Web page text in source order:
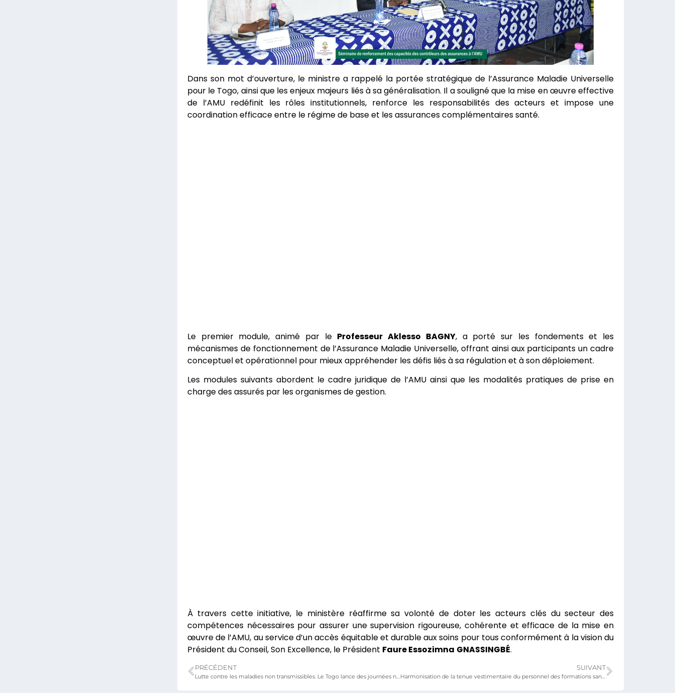
Dans son mot d’ouverture, le ministre a rappelé la portée stratégique de l’Assurance Maladie Universelle
pour le Togo, ainsi que les enjeux majeurs liés à sa généralisation. Il a souligné que la mise en œuvre effective
de l’AMU redéfinit les rôles institutionnels, renforce les responsabilités des acteurs et impose une
coordination efficace entre le régime de base et les assurances complémentaires santé.
Le premier module, animé par le Professeur Aklesso BAGNY, a porté sur les fondements et les
mécanismes de fonctionnement de l’Assurance Maladie Universelle, offrant ainsi aux participants un cadre
conceptuel et opérationnel pour mieux appréhender les défis liés à sa régulation et à son déploiement.
Les modules suivants abordent le cadre juridique de l’AMU ainsi que les modalités pratiques de prise en
charge des assurés par les organismes de gestion.
À travers cette initiative, le ministère réaffirme sa volonté de doter les acteurs clés du secteur des
compétences nécessaires pour assurer une supervision rigoureuse, cohérente et efficace de la mise en
œuvre de l’AMU, au service d’un accès équitable et durable aux soins pour tous conformément à la vision du
Président du Conseil, Son Excellence, le Président Faure Essozimna GNASSINGBÉ.
PRÉCÉDENT
Lutte contre les maladies non transmissibles. Le Togo lance des journées nationales de sensibilisation
SUIVANT
Harmonisation de la tenue vestimentaire du personnel des formations sanitaires